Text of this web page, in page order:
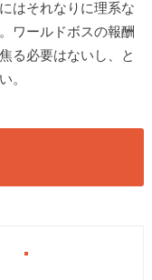
はそれなりに理系な
ワールドボスの報酬
る必要はないし、と
。